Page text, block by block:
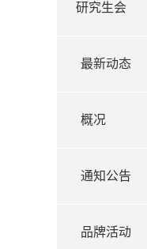
研究生会
最新动态
概况
通知公告
品牌活动